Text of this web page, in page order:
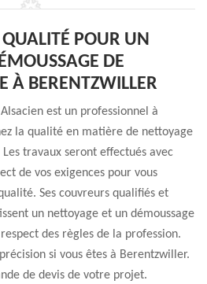
QUALITÉ POUR UN
DE
À BERENTZWILLER
est un professionnel à
la qualité en matière de nettoyage
travaux seront effectués avec
de vos exigences pour vous
Ses couvreurs qualifiés et
un nettoyage et un démoussage
des règles de la profession.
si vous êtes à Berentzwiller.
de devis de votre projet.